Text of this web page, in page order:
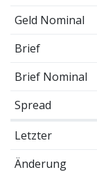
Geld Nominal
Brief
Brief Nominal
Spread
Letzter
Änderung